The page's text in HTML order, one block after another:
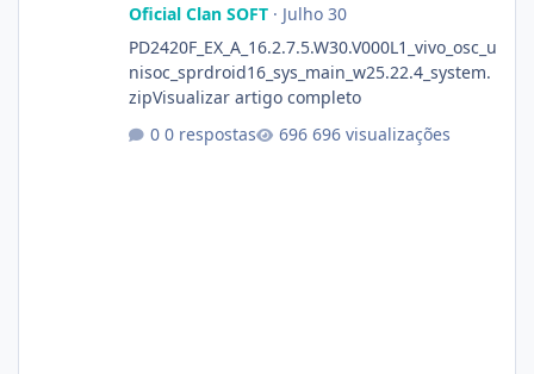
Oficial Clan SOFT· Julho 30
PD2420F_EX_A_16.2.7.5.W30.V000L1_vivo_osc_u
nisoc_sprdroid16_sys_main_w25.22.4_system.
zipVisualizar artigo completo
0 respostas
696 visualizações